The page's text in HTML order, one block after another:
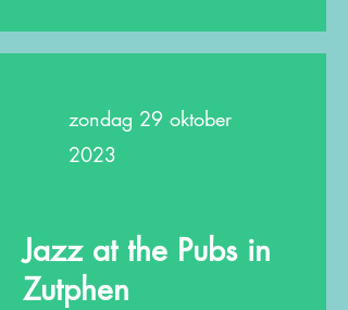
zondag 29 oktober
2023
Jazz at the Pubs in
Zutphen